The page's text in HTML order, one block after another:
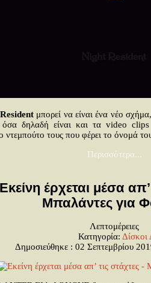
Residentμπορεί να είναι ένα νέο
δηλαδή είναι και τα video
ντεμπούτο τους που φέρει το όνομά
Περισσότερα...
έρχεται μέσα
Μπαλάντες για
Λεπτομέρειες
Κατηγορία: Δίσκοι
Δημοσιεύθηκε : 02 Σεπτεμβρίου